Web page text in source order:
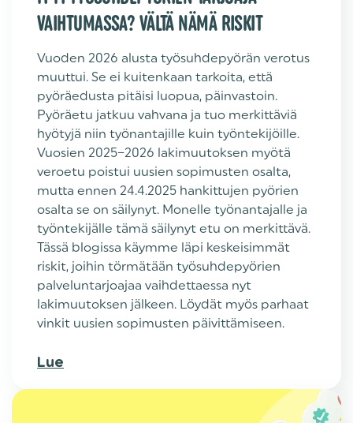
VAIHTUMASSA? VÄLTÄ NÄMÄ RISKIT
Vuoden 2026 alusta työsuhdepyörän verotus
muuttui. Se ei kuitenkaan tarkoita, että
pyöräedusta pitäisi luopua, päinvastoin.
Pyöräetu jatkuu vahvana ja tuo merkittäviä
hyötyjä niin työnantajille kuin työntekijöille.
Vuosien 2025–2026 lakimuutoksen myötä
veroetu poistui uusien sopimusten osalta,
mutta ennen 24.4.2025 hankittujen pyörien
osalta se on säilynyt. Monelle työnantajalle ja
työntekijälle tämä säilynyt etu on merkittävä.
Tässä blogissa käymme läpi keskeisimmät
riskit, joihin törmätään työsuhdepyörien
palveluntarjoajaa vaihdettaessa nyt
lakimuutoksen jälkeen. Löydät myös parhaat
vinkit uusien sopimusten päivittämiseen.
Lue